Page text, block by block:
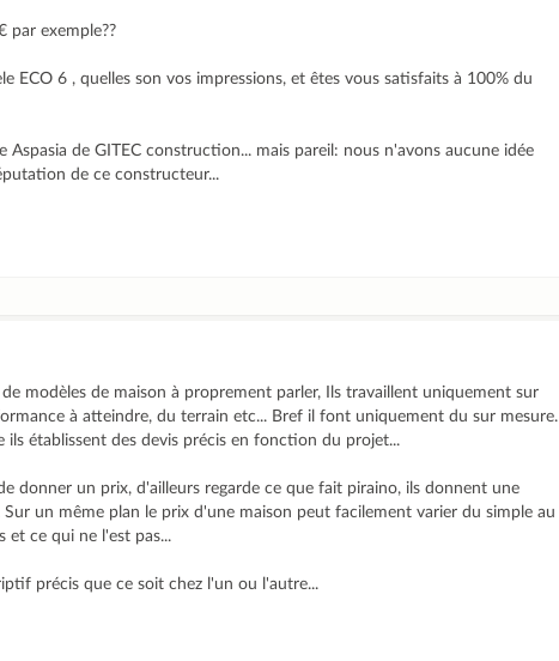
par exemple??
ECO 6 , quelles son vos impressions, et êtes vous satisfaits à 100% du
Aspasia de GITEC construction... mais pareil: nous n'avons aucune idée
de ce constructeur...
modèles de maison à proprement parler, Ils travaillent uniquement sur
à atteindre, du terrain etc... Bref il font uniquement du sur mesure.
établissent des devis précis en fonction du projet...
donner un prix, d'ailleurs regarde ce que fait piraino, ils donnent une
un même plan le prix d'une maison peut facilement varier du simple au
et ce qui ne l'est pas...
précis que ce soit chez l'un ou l'autre...